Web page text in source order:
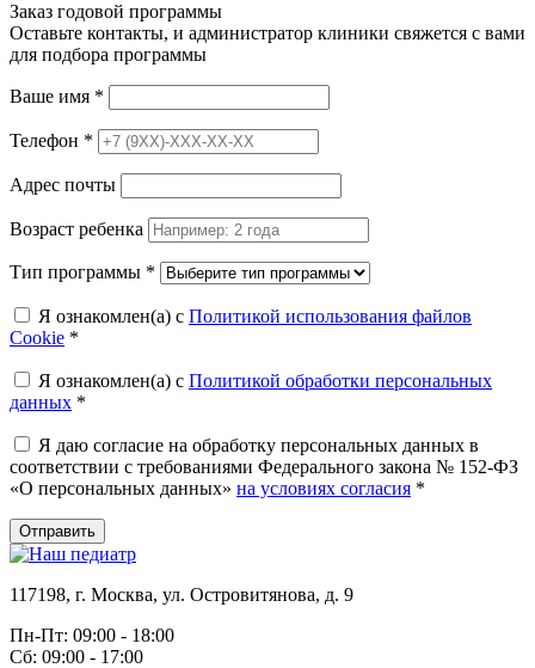
Заказ годовой программы
Оставьте контакты, и администратор клиники свяжется с вами
для подбора программы
Ваше имя *
Телефон *
Адрес почты
Возраст ребенка
Тип программы *
Я ознакомлен(а) с Политикой использования файлов
Cookie *
Я ознакомлен(а) с Политикой обработки персональных
данных *
Я даю согласие на обработку персональных данных в
соответствии с требованиями Федерального закона № 152-ФЗ
«О персональных данных» на условиях согласия *
Отправить
117198, г. Москва, ул. Островитянова, д. 9
Пн-Пт: 09:00 - 18:00
Сб: 09:00 - 17:00